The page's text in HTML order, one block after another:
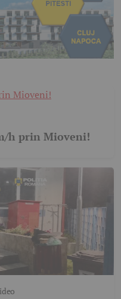
h prin Mioveni!